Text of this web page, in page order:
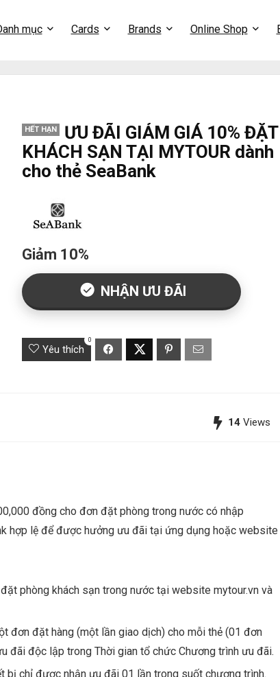
mục Cards Brands Online Shop
HẾT HẠN
ƯU ĐÃI GIẢM GIÁ 10% ĐẶT
KHÁCH SẠN TẠI MYTOUR dành
cho thẻ SeaBank
Giảm 10%
NHẬN ƯU ĐÃI
Yêu thích
0
14 Views
đồng cho đơn đặt phòng trong nước có nhập
hợp lệ để được hưởng ưu đãi tại ứng dụng hoặc website
phòng khách sạn trong nước tại website mytour.vn và
đơn đặt hàng (một lần giao dịch) cho mỗi thẻ (01 đơn
đãi độc lập trong Thời gian tổ chức Chương trình ưu đãi.
chỉ được nhận ưu đãi 01 lần trong suốt chương trình.